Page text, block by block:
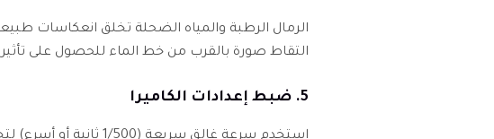
الرمال الرطبة والمياه الضحلة تخلق انعكاسات
التقاط صورة بالقرب من خط الماء للحصول على
5. ضبط إعدادات الكاميرا